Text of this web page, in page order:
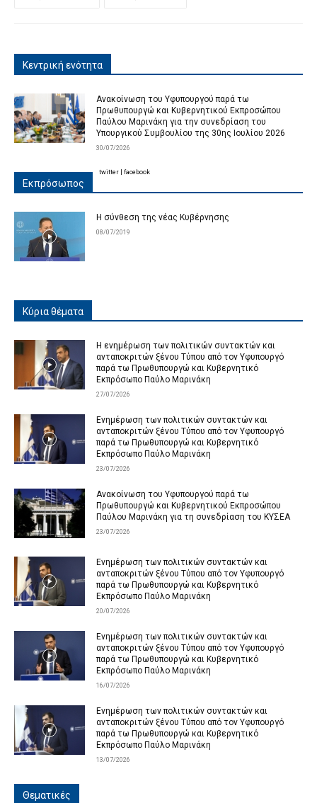
Κεντρική ενότητα
Ανακοίνωση του Υφυπουργού παρά τω
Πρωθυπουργώ και Κυβερνητικού Εκπροσώπου
Παύλου Μαρινάκη για την συνεδρίαση του
Υπουργικού Συμβουλίου της 30ης Ιουλίου 2026
30/07/2026
Εκπρόσωπος
Η σύνθεση της νέας Κυβέρνησης
08/07/2019
twitter facebook
Κύρια θέματα
Η ενημέρωση των πολιτικών συντακτών και
ανταποκριτών ξένου Τύπου από τον Υφυπουργό
παρά τω Πρωθυπουργώ και Κυβερνητικό
Εκπρόσωπο Παύλο Μαρινάκη
27/07/2026
Ενημέρωση των πολιτικών συντακτών και
ανταποκριτών ξένου Τύπου από τον Υφυπουργό
παρά τω Πρωθυπουργώ και Κυβερνητικό
Εκπρόσωπο Παύλο Μαρινάκη
23/07/2026
Ανακοίνωση του Υφυπουργού παρά τω
Πρωθυπουργώ και Κυβερνητικού Εκπροσώπου
Παύλου Μαρινάκη για τη συνεδρίαση του ΚΥΣΕΑ
23/07/2026
Ενημέρωση των πολιτικών συντακτών και
ανταποκριτών ξένου Τύπου από τον Υφυπουργό
παρά τω Πρωθυπουργώ και Κυβερνητικό
Εκπρόσωπο Παύλο Μαρινάκη
20/07/2026
Ενημέρωση των πολιτικών συντακτών και
ανταποκριτών ξένου Τύπου από τον Υφυπουργό
παρά τω Πρωθυπουργώ και Κυβερνητικό
Εκπρόσωπο Παύλο Μαρινάκη
16/07/2026
Ενημέρωση των πολιτικών συντακτών και
ανταποκριτών ξένου Τύπου από τον Υφυπουργό
παρά τω Πρωθυπουργώ και Κυβερνητικό
Εκπρόσωπο Παύλο Μαρινάκη
13/07/2026
Θεματικές